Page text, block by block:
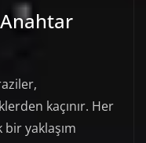
kaçınır. Her
yaklaşım